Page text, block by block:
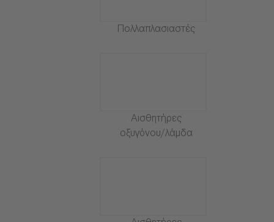
Πολλαπλασιαστές
Αισθητήρες
οξυγόνου/λάμδα